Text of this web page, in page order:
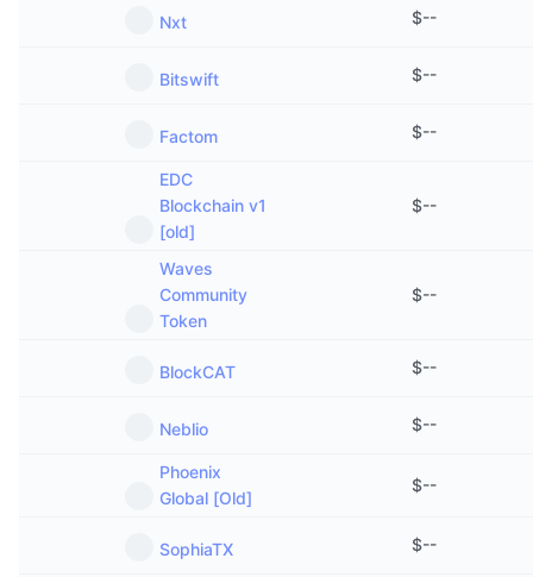
Nxt $--
Bitswift $--
Factom $--
EDC
Blockchain v1
[old]
$--
Waves
Community
Token
$--
BlockCAT $--
Neblio $--
Phoenix
Global [Old]
$--
SophiaTX $--